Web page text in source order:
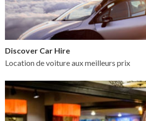
Discover Car Hire
Location de voiture aux meilleurs prix